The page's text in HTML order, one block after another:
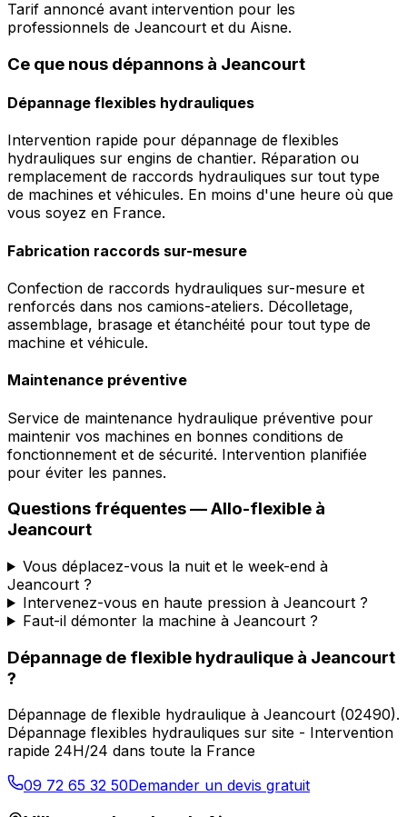
Tarif annoncé avant intervention pour les
professionnels de Jeancourt et du Aisne.
Ce que nous dépannons à Jeancourt
Dépannage flexibles hydrauliques
Intervention rapide pour dépannage de flexibles
hydrauliques sur engins de chantier. Réparation ou
remplacement de raccords hydrauliques sur tout type
de machines et véhicules. En moins d'une heure où que
vous soyez en France.
Fabrication raccords sur-mesure
Confection de raccords hydrauliques sur-mesure et
renforcés dans nos camions-ateliers. Décolletage,
assemblage, brasage et étanchéité pour tout type de
machine et véhicule.
Maintenance préventive
Service de maintenance hydraulique préventive pour
maintenir vos machines en bonnes conditions de
fonctionnement et de sécurité. Intervention planifiée
pour éviter les pannes.
Questions fréquentes —Allo-flexible à
Jeancourt
Vous déplacez-vous la nuit et le week-end à
Jeancourt ?
Intervenez-vous en haute pression à Jeancourt ?
Faut-il démonter la machine à Jeancourt ?
Dépannage de flexible hydraulique à Jeancourt
?
Dépannage de flexible hydraulique à Jeancourt (02490).
Dépannage flexibles hydrauliques sur site - Intervention
rapide 24H/24 dans toute la France
09 72 65 32 50Demander un devis gratuit